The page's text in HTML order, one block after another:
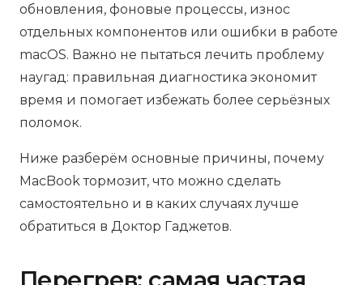
обновления, фоновые процессы, износ
отдельных компонентов или ошибки в работе
macOS. Важно не пытаться лечить проблему
наугад: правильная диагностика экономит
время и помогает избежать более серьёзных
поломок.
Ниже разберём основные причины, почему
MacBook тормозит, что можно сделать
самостоятельно и в каких случаях лучше
обратиться в Доктор Гаджетов.